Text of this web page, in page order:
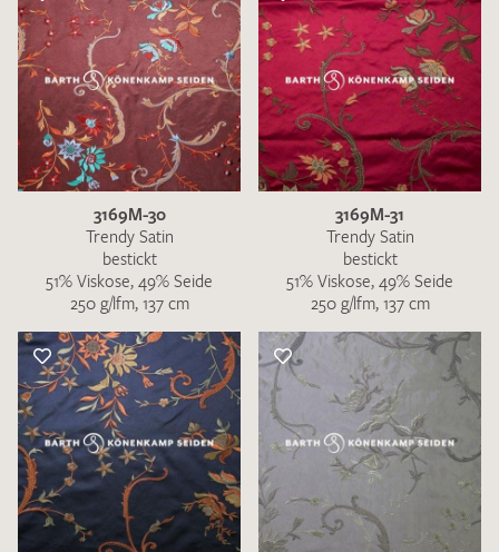
3169M-30
Trendy Satin
bestickt
51% Viskose, 49% Seide
250 g/lfm, 137 cm
3169M-31
Trendy Satin
bestickt
51% Viskose, 49% Seide
250 g/lfm, 137 cm